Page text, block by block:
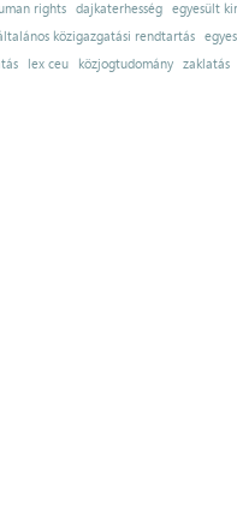
rights dajkaterhesség
egyesült
közigazgatási rendtartás
lex ceu közjogtudomány zaklatás